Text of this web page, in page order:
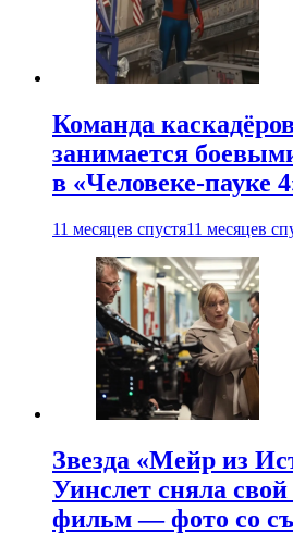
Команда
занимается
в «Человеке-пауке
11 месяцев спустя11 месяцев
Звезда «Мейр из
Уинслет сняла
фильм — фото со